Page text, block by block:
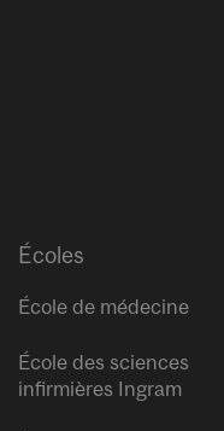
Écoles
École de médecine
École des sciences
infirmières Ingram